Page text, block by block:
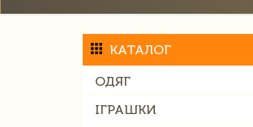
КАТАЛОГ
ОДЯГ
ІГРАШКИ